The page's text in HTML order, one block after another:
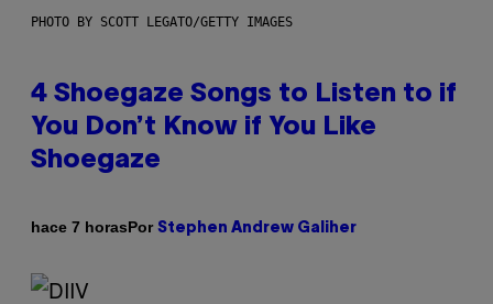
PHOTO BY SCOTT LEGATO/GETTY IMAGES
4 Shoegaze Songs to Listen to if
You Don’t Know if You Like
Shoegaze
hace 7 horasPor Stephen Andrew Galiher